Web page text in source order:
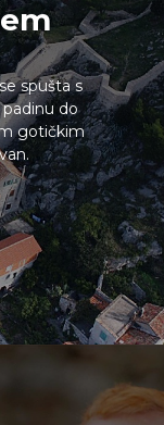
spušta s
do
gotičkim